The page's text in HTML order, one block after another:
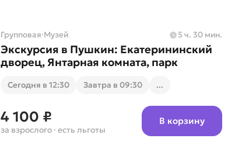
Групповая·Музей 5 ч. 30 мин.
Экскурсия в Пушкин: Екатерининский
дворец, Янтарная комната, парк
Cегодня в 12:30 Завтра в 09:30 ...
4 100 ₽
за взрослого · есть льготы
В корзину